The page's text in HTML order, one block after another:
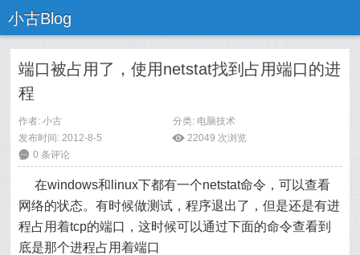
小古Blog
端口被占用了，使用netstat找到占用端口的进
程
作者:小古 分类: 电脑技术
发布时间: 2012-8-5
ė 22049 次浏览
6 0 条评论
在windows和linux下都有一个netstat命令，可以查看
网络的状态。有时候做测试，程序退出了，但是还是有进
程占用着tcp的端口，这时候可以通过下面的命令查看到
底是那个进程占用着端口